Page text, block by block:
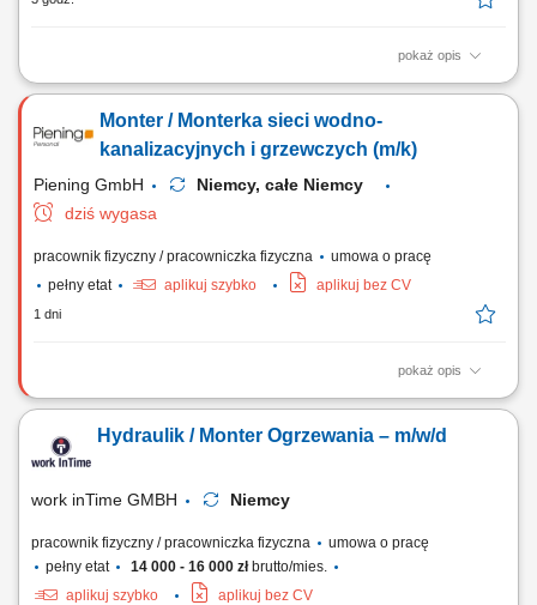
pokaż opis
Zakres obowiązków: Montaż instalacji wodno-kanalizacyjnych i
nowych instalacji oraz modernizacja istniejących systemów. Montaż
armatury sanitarnej, w tym umywalek, pryszniców, wanien i toalet.
Monter / Monterka sieci wodno-
kanalizacyjnych i grzewczych (m/k)
Piening GmbH
Niemcy, całe Niemcy
dziś wygasa
pracownik fizyczny / pracowniczka fizyczna
umowa o pracę
pełny etat
aplikuj szybko aplikuj bez CV
1 dni
pokaż opis
Opis stanowiska: Zakładanie oraz podłączanie wewnętrznych
instalacyjnych przy sieciach centralnego ogrzewania oraz
urządzeniach sanitarnych. Serwisowanie, usuwanie awarii i dbanie o
Hydraulik / Monter Ogrzewania – m/w/d
work inTime GMBH Niemcy
pracownik fizyczny / pracowniczka fizyczna
umowa o pracę
pełny etat
14 000 - 16 000 złbrutto/mies.
aplikuj szybko
aplikuj bez CV